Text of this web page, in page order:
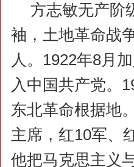
方志敏无产阶
袖，土地革命战
人。1922年8月
入中国共产党。
东北革命根据地
主席，红10军、
他把马克思主义